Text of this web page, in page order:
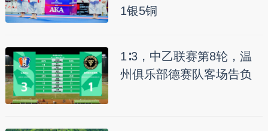
1银5铜
1∶3，中乙联赛第8轮，温
州俱乐部德赛队客场告负